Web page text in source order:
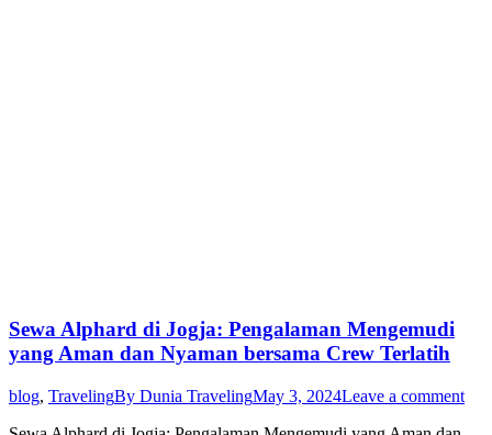
Sewa Alphard di Jogja: Pengalaman Mengemudi
yang Aman dan Nyaman bersama Crew Terlatih
blog, TravelingBy Dunia TravelingMay 3, 2024Leave a comment